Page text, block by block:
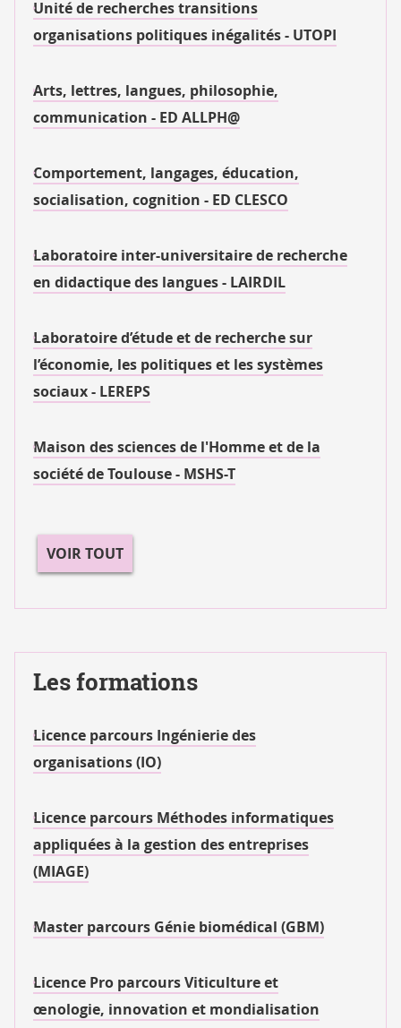
Unité de recherches transitions
organisations politiques inégalités - UTOPI
Arts, lettres, langues, philosophie,
communication - ED ALLPH@
Comportement, langages, éducation,
socialisation, cognition - ED CLESCO
Laboratoire inter-universitaire de recherche
en didactique des langues - LAIRDIL
Laboratoire d’étude et de recherche sur
l’économie, les politiques et les systèmes
sociaux - LEREPS
Maison des sciences de l'Homme et de la
société de Toulouse - MSHS-T
VOIR TOUT
Les formations
Licence parcours Ingénierie des
organisations (IO)
Licence parcours Méthodes informatiques
appliquées à la gestion des entreprises
(MIAGE)
Master parcours Génie biomédical (GBM)
Licence Pro parcours Viticulture et
œnologie, innovation et mondialisation